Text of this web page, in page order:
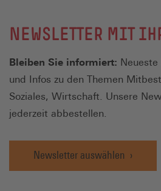
NEWSLETTER MIT
Bleiben Sie informiert: Neueste
und Infos zu den Themen
Soziales, Wirtschaft. Unsere
jederzeit abbestellen.
Newsletter auswählen